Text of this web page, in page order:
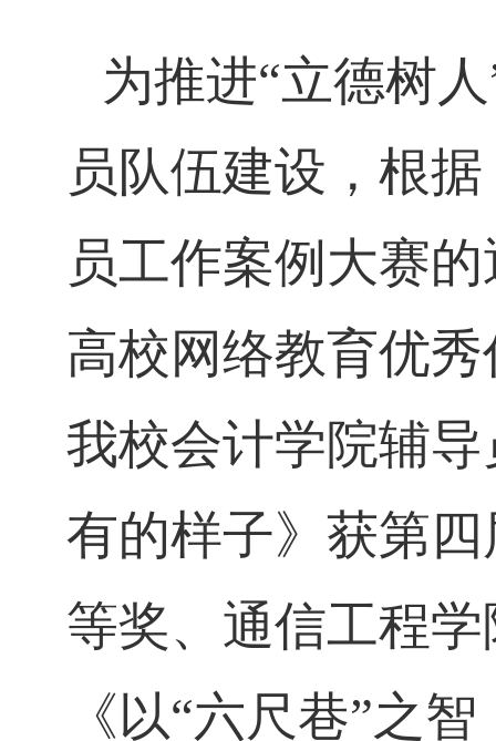
为推进“立德树人
员队伍建设，根
员工作案例大赛
高校网络教育优
我校会计学院辅
有的样子》获第
等奖、通信工程
《以“六尺巷”之智